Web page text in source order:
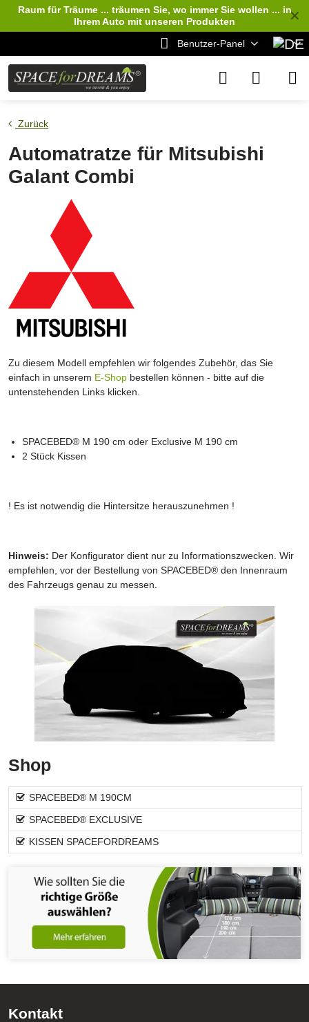
✕
Raum für Träume ... träumen Sie, wo immer Sie wollen ... in
Ihrem Auto mit unseren Produkten
Benutzer-Panel
Zurück
Automatratze für Mitsubishi
Galant Combi
Zu diesem Modell empfehlen wir folgendes Zubehör, das Sie
einfach in unserem E-Shop bestellen können - bitte auf die
untenstehenden Links klicken.
SPACEBED® M 190 cm oder Exclusive M 190 cm
2 Stück Kissen
! Es ist notwendig die Hintersitze herauszunehmen !
Hinweis: Der Konfigurator dient nur zu Informationszwecken. Wir
empfehlen, vor der Bestellung von SPACEBED® den Innenraum
des Fahrzeugs genau zu messen.
Shop
SPACEBED® M 190CM
SPACEBED® EXCLUSIVE
KISSEN SPACEFORDREAMS
Kontakt